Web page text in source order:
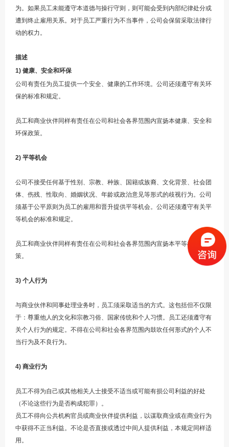
为。如果员工未能遵守本道德与操行守则，则可能会受到内部纪律处分或
遭到终止雇用关系。对于员工严重行为不当事件，公司会保留采取法律行
动的权力。
描述
1) 健康、安全和环保
公司有责任为员工提供一个安全、健康的工作环境。公司还须遵守有关环
保的标准和规定。
员工和商业伙伴同样有责任在公司和社会各界范围内宣扬本健康、安全和
环保政策。
2) 平等机会
公司不接受任何基于性别、宗教、种族、国籍或族裔、文化背景、社会团
体、伤残、性取向、婚姻状况、年龄或政治意见等形式的歧视行为。公司
须基于公平原则为员工的雇用和晋升提供平等机会。公司还须遵守有关平
等机会的标准和规定。
员工和商业伙伴同样有责任在公司和社会各界范围内宣扬本平等机会政
策。
3) 个人行为
与商业伙伴和同事处理业务时，员工须采取适当的方式。这包括但不仅限
于：尊重他人的文化和宗教习俗、国家传统和个人习惯。员工还须遵守有
关个人行为的规定。不得在公司和社会各界范围内鼓吹任何形式的个人不
当行为及不良行为。
4) 商业行为
员工不得为自己或其他相关人士接受不适当或可能有损公司利益的好处
（不论这些行为是否构成犯罪）。
员工不得向公共机构官员或商业伙伴提供利益，以谋取商业或在商业行为
中获得不正当利益。不论是否直接或透过中间人提供利益，本规定同样适
用。